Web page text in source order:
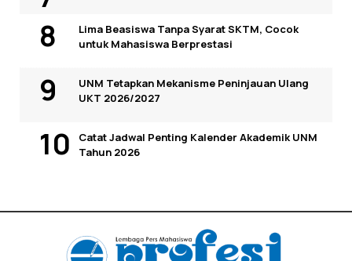
Lima Beasiswa Tanpa Syarat SKTM, Cocok
untuk Mahasiswa Berprestasi
UNM Tetapkan Mekanisme Peninjauan Ulang
UKT 2026/2027
Catat Jadwal Penting Kalender Akademik UNM
Tahun 2026